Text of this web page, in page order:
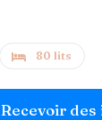
80 lits
Recevoir des